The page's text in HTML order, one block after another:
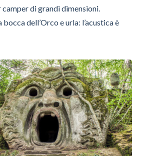
camper di grandi dimensioni.
bocca dell’Orco e urla: l’acustica è